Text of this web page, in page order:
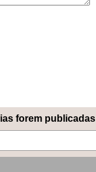
forem publicadas